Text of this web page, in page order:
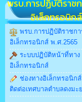
พรบ.การปฏิบัติราช
อิเล็กทรอนิกส์
พรบ.การปฏิบัติราชกา
อิเล็กทรอนิกส์ พ.ศ.2565
ระบบปฏิบัติหน้าที่ทาง
อิเล็กทรอนิกส์
ช่องทางอิเล็กทรอนิก
ติดต่อเทศบาลตำบลดงมะ